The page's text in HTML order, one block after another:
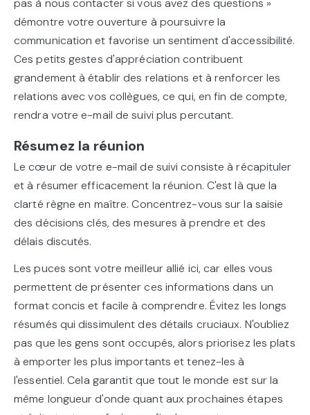
pas à nous contacter si vous avez des questions »
démontre votre ouverture à poursuivre la
communication et favorise un sentiment d'accessibilité.
Ces petits gestes d'appréciation contribuent
grandement à établir des relations et à renforcer les
relations avec vos collègues, ce qui, en fin de compte,
rendra votre e-mail de suivi plus percutant.
Résumez la réunion
Le cœur de votre e-mail de suivi consiste à récapituler
et à résumer efficacement la réunion. C'est là que la
clarté règne en maître. Concentrez-vous sur la saisie
des décisions clés, des mesures à prendre et des
délais discutés.
Les puces sont votre meilleur allié ici, car elles vous
permettent de présenter ces informations dans un
format concis et facile à comprendre. Évitez les longs
résumés qui dissimulent des détails cruciaux. N'oubliez
pas que les gens sont occupés, alors priorisez les plats
à emporter les plus importants et tenez-les à
l'essentiel. Cela garantit que tout le monde est sur la
même longueur d'onde quant aux prochaines étapes